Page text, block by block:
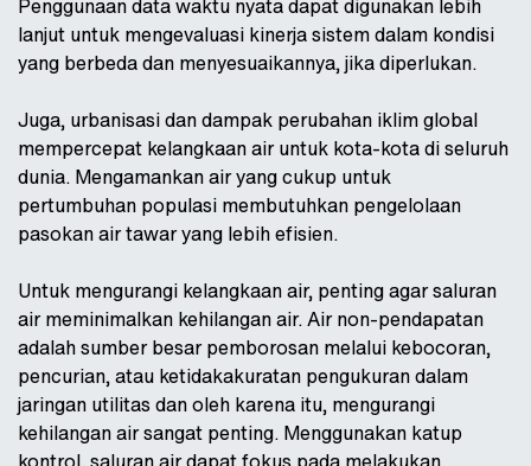
Penggunaan data waktu nyata dapat digunakan lebih
lanjut untuk mengevaluasi kinerja sistem dalam kondisi
yang berbeda dan menyesuaikannya, jika diperlukan.
Juga, urbanisasi dan dampak perubahan iklim global
mempercepat kelangkaan air untuk kota-kota di seluruh
dunia. Mengamankan air yang cukup untuk
pertumbuhan populasi membutuhkan pengelolaan
pasokan air tawar yang lebih efisien.
Untuk mengurangi kelangkaan air, penting agar saluran
air meminimalkan kehilangan air. Air non-pendapatan
adalah sumber besar pemborosan melalui kebocoran,
pencurian, atau ketidakakuratan pengukuran dalam
jaringan utilitas dan oleh karena itu, mengurangi
kehilangan air sangat penting. Menggunakan katup